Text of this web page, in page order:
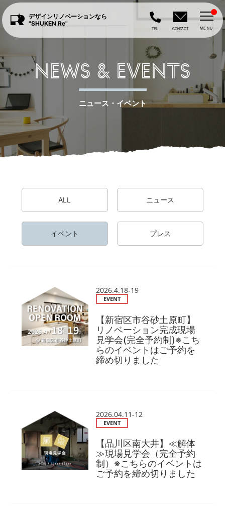
デザインリノベーションなら
"SHUKEN Re"
TEL CONTACT MENU
NEWS & EVENTS
ニュース・イベント
ALL ニュース
イベント プレス
2026.4.18-19
EVENT
【新宿区市谷砂土原町】
リノベーション完成現場
見学会(完全予約制)※こち
らのイベントはご予約を
締め切りました
2026.04.11-12
EVENT
【品川区南大井】≪解体
≫現場見学会（完全予約
制）※こちらのイベントは
ご予約を締め切りました